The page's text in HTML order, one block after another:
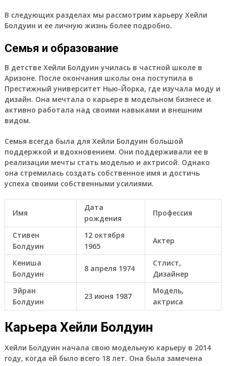
В следующих разделах мы рассмотрим карьеру Хейли
Болдуин и ее личную жизнь более подробно.
Семья и образование
В детстве Хейли Болдуин училась в частной школе в
Аризоне. После окончания школы она поступила в
Престижный университет Нью-Йорка, где изучала моду и
дизайн. Она мечтала о карьере в модельном бизнесе и
активно работала над своими навыками и внешним
видом.
Семья всегда была для Хейли Болдуин большой
поддержкой и вдохновением. Они поддерживали ее в
реализации мечты стать моделью и актрисой. Однако
она стремилась создать собственное имя и достичь
успеха своими собственными усилиями.
Имя
Дата
рождения
Профессия
Стивен
Болдуин
12 октября
1965
Актер
Кениша
Болдуин
8 апреля 1974
Стлист,
Дизайнер
Эйран
Болдуин
23 июня 1987
Модель,
актриса
Карьера Хейли Болдуин
Хейли Болдуин начала свою модельную карьеру в 2014
году, когда ей было всего 18 лет. Она была замечена